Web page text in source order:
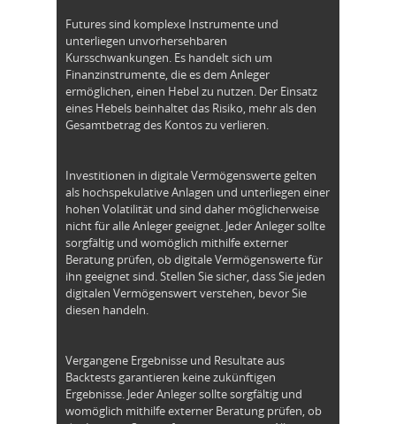
Futures sind komplexe Instrumente und
unterliegen unvorhersehbaren
Kursschwankungen. Es handelt sich um
Finanzinstrumente, die es dem Anleger
ermöglichen, einen Hebel zu nutzen. Der Einsatz
eines Hebels beinhaltet das Risiko, mehr als den
Gesamtbetrag des Kontos zu verlieren.
Investitionen in digitale Vermögenswerte gelten
als hochspekulative Anlagen und unterliegen einer
hohen Volatilität und sind daher möglicherweise
nicht für alle Anleger geeignet. Jeder Anleger sollte
sorgfältig und womöglich mithilfe externer
Beratung prüfen, ob digitale Vermögenswerte für
ihn geeignet sind. Stellen Sie sicher, dass Sie jeden
digitalen Vermögenswert verstehen, bevor Sie
diesen handeln.
Vergangene Ergebnisse und Resultate aus
Backtests garantieren keine zukünftigen
Ergebnisse. Jeder Anleger sollte sorgfältig und
womöglich mithilfe externer Beratung prüfen, ob